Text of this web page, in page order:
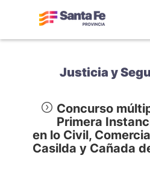
Justicia y
Concurso
Primera
en lo Civil,
Casilda y Cañada